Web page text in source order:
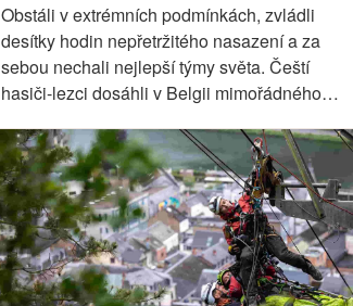
Obstáli v extrémních podmínkách, zvládli
desítky hodin nepřetržitého nasazení a za
sebou nechali nejlepší týmy světa. Čeští
hasiči-lezci dosáhli v Belgii mimořádného